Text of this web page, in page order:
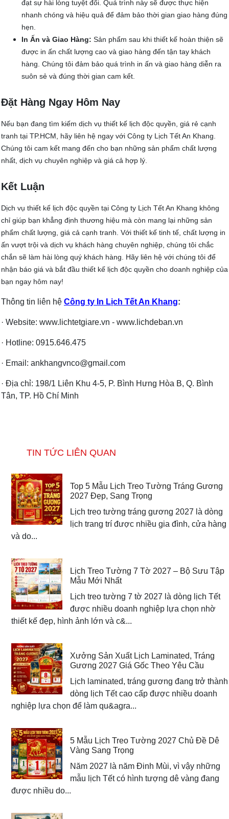
đạt sự hài lòng tuyệt đối. Quá trình này sẽ được thực hiện
nhanh chóng và hiệu quả để đảm bảo thời gian giao hàng đúng
hẹn.
In Ấn và Giao Hàng: Sản phẩm sau khi thiết kế hoàn thiện sẽ
được in ấn chất lượng cao và giao hàng đến tận tay khách
hàng. Chúng tôi đảm bảo quá trình in ấn và giao hàng diễn ra
suôn sẻ và đúng thời gian cam kết.
Đặt Hàng Ngay Hôm Nay
Nếu bạn đang tìm kiếm dịch vụ thiết kế lịch độc quyền, giá rẻ cạnh
tranh tại TP.HCM, hãy liên hệ ngay với Công ty Lịch Tết An Khang.
Chúng tôi cam kết mang đến cho bạn những sản phẩm chất lượng
nhất, dịch vụ chuyên nghiệp và giá cả hợp lý.
Kết Luận
Dịch vụ thiết kế lịch độc quyền tại Công ty Lịch Tết An Khang không
chỉ giúp bạn khẳng định thương hiệu mà còn mang lại những sản
phẩm chất lượng, giá cả cạnh tranh. Với thiết kế tinh tế, chất lượng in
ấn vượt trội và dịch vụ khách hàng chuyên nghiệp, chúng tôi chắc
chắn sẽ làm hài lòng quý khách hàng. Hãy liên hệ với chúng tôi để
nhận báo giá và bắt đầu thiết kế lịch độc quyền cho doanh nghiệp của
bạn ngay hôm nay!
Thông tin liên hệ Công ty In Lịch Tết An Khang:
· Website: www.lichtetgiare.vn - www.lichdeban.vn
· Hotline: 0915.646.475
· Email: ankhangvnco@gmail.com
· Địa chỉ: 198/1 Liên Khu 4-5, P. Bình Hưng Hòa B, Q. Bình
Tân, TP. Hồ Chí Minh
TIN TỨC LIÊN QUAN
Top 5 Mẫu Lịch Treo Tường Tráng Gương
2027 Đẹp, Sang Trọng
Lịch treo tường tráng gương 2027 là dòng
lịch trang trí được nhiều gia đình, cửa hàng
và do...
Lịch Treo Tường 7 Tờ 2027 – Bộ Sưu Tập
Mẫu Mới Nhất
Lịch treo tường 7 tờ 2027 là dòng lịch Tết
được nhiều doanh nghiệp lựa chọn nhờ
thiết kế đẹp, hình ảnh lớn và c&...
Xưởng Sản Xuất Lịch Laminated, Tráng
Gương 2027 Giá Gốc Theo Yêu Cầu
Lịch laminated, tráng gương đang trở thành
dòng lịch Tết cao cấp được nhiều doanh
nghiệp lựa chọn để làm qu&agra...
5 Mẫu Lịch Treo Tường 2027 Chủ Đề Dê
Vàng Sang Trọng
Năm 2027 là năm Đinh Mùi, vì vậy những
mẫu lịch Tết có hình tượng dê vàng đang
được nhiều do...